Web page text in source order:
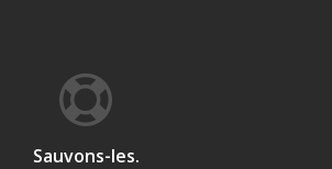
Sauvons-les.